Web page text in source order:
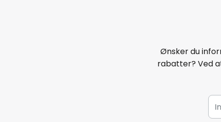
Ønsker du
rabatter? Ved